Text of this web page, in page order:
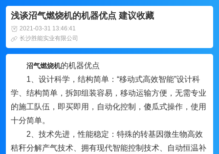
浅谈沼气燃烧机的机器优点 建议收藏
2021-03-31 13:46:41
长沙胜能实业有限公司
沼气燃烧机的机器优点
1、设计科学，结构简单：“移动式高效智能”设计科
学、结构简单，拆卸组装容易，移动运输方便，无需专业
的施工队伍，即买即用，自动化控制，傻瓜式操作，使用
十分简单。
2、技术先进，性能稳定：特殊的转基因微生物高效
秸秆分解产气技术、拥有现代智能控制技术、自动恒温补